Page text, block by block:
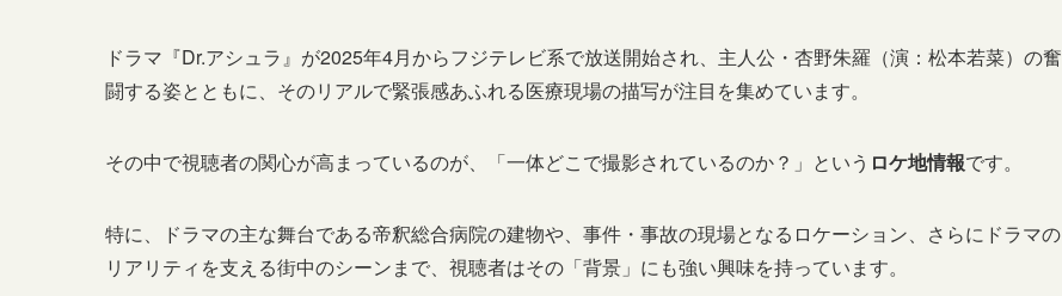
ドラマ『Dr.アシュラ』が2025年4月からフジテレビ系で放送開始され、主人公・杏野朱羅（演：松本若菜）の奮
闘する姿とともに、そのリアルで緊張感あふれる医療現場の描写が注目を集めています。
その中で視聴者の関心が高まっているのが、「一体どこで撮影されているのか？」という ロケ地情報です。
特に、ドラマの主な舞台である帝釈総合病院の建物や、事件・事故の現場となるロケーション、さらにドラマの
リアリティを支える街中のシーンまで、視聴者はその「背景」にも強い興味を持っています。